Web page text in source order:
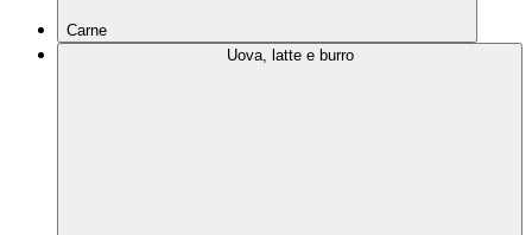
Carne
Uova, latte e burro